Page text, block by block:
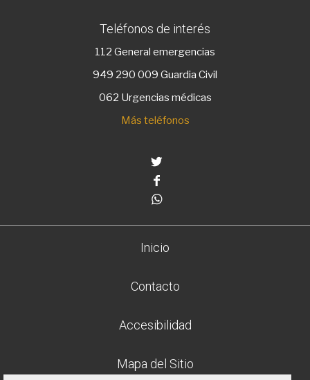
Teléfonos de interés
112 General emergencias
949 290 009 Guardia Civil
062 Urgencias médicas
Más teléfonos
Inicio
Contacto
Accesibilidad
Mapa del Sitio